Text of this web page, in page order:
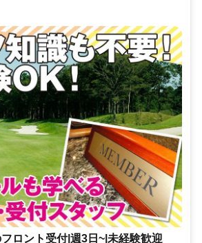
ロント受付|週3日~|未経験歓迎